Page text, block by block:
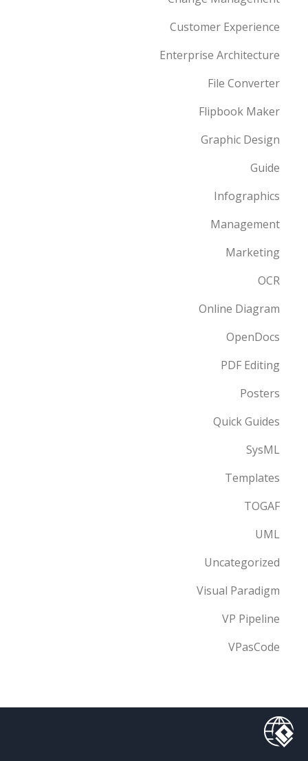
Customer Experience
Enterprise Architecture
File Converter
Flipbook Maker
Graphic Design
Guide
Infographics
Management
Marketing
OCR
Online Diagram
OpenDocs
PDF Editing
Posters
Quick Guides
SysML
Templates
TOGAF
UML
Uncategorized
Visual Paradigm
VP Pipeline
VPasCode